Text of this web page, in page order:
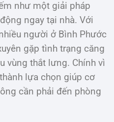
như một giải pháp
ngay tại nhà. Với
người ở Bình Phước
gặp tình trạng căng
vùng thắt lưng. Chính vì
lựa chọn giúp cơ
cần phải đến phòng